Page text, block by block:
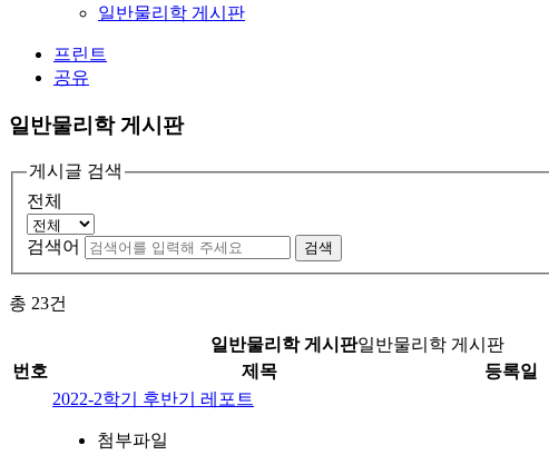
일반물리학 게시판
프린트
공유
일반물리학 게시판
게시글 검색
전체
검색어 검색
총 23건
일반물리학 게시판일반물리학 게시판
번호
제목 등록일
2022-2학기 후반기 레포트
첨부파일